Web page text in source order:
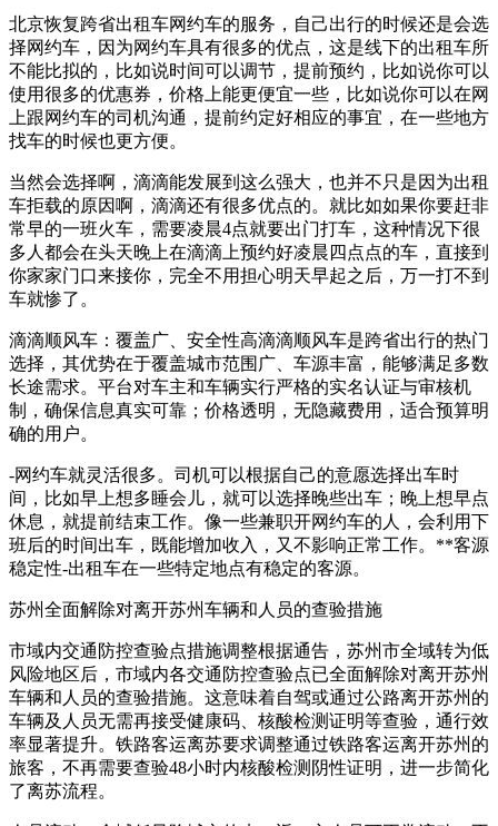
北京恢复跨省出租车网约车的服务，自己出行的时候还是会选
择网约车，因为网约车具有很多的优点，这是线下的出租车所
不能比拟的，比如说时间可以调节，提前预约，比如说你可以
使用很多的优惠券，价格上能更便宜一些，比如说你可以在网
上跟网约车的司机沟通，提前约定好相应的事宜，在一些地方
找车的时候也更方便。
当然会选择啊，滴滴能发展到这么强大，也并不只是因为出租
车拒载的原因啊，滴滴还有很多优点的。就比如如果你要赶非
常早的一班火车，需要凌晨4点就要出门打车，这种情况下很
多人都会在头天晚上在滴滴上预约好凌晨四点点的车，直接到
你家家门口来接你，完全不用担心明天早起之后，万一打不到
车就惨了。
滴滴顺风车：覆盖广、安全性高滴滴顺风车是跨省出行的热门
选择，其优势在于覆盖城市范围广、车源丰富，能够满足多数
长途需求。平台对车主和车辆实行严格的实名认证与审核机
制，确保信息真实可靠；价格透明，无隐藏费用，适合预算明
确的用户。
-网约车就灵活很多。司机可以根据自己的意愿选择出车时
间，比如早上想多睡会儿，就可以选择晚些出车；晚上想早点
休息，就提前结束工作。像一些兼职开网约车的人，会利用下
班后的时间出车，既能增加收入，又不影响正常工作。**客源
稳定性-出租车在一些特定地点有稳定的客源。
苏州全面解除对离开苏州车辆和人员的查验措施
市域内交通防控查验点措施调整根据通告，苏州市全域转为低
风险地区后，市域内各交通防控查验点已全面解除对离开苏州
车辆和人员的查验措施。这意味着自驾或通过公路离开苏州的
车辆及人员无需再接受健康码、核酸检测证明等查验，通行效
率显著提升。铁路客运离苏要求调整通过铁路客运离开苏州的
旅客，不再需要查验48小时内核酸检测阴性证明，进一步简化
了离苏流程。